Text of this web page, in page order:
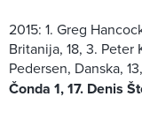
2015: 1. Greg
Britanija, 18, 3. Peter
Pedersen, Danska, 13,
Čonda 1, 17. Denis